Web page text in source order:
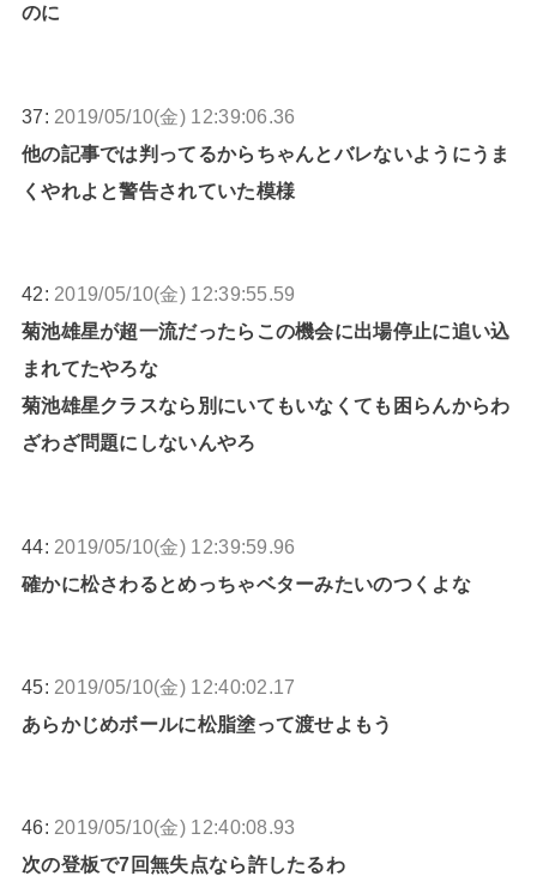
のに
37: 2019/05/10(金) 12:39:06.36
他の記事では判ってるからちゃんとバレないようにうま
くやれよと警告されていた模様
42: 2019/05/10(金) 12:39:55.59
菊池雄星が超一流だったらこの機会に出場停止に追い込
まれてたやろな
菊池雄星クラスなら別にいてもいなくても困らんからわ
ざわざ問題にしないんやろ
44: 2019/05/10(金) 12:39:59.96
確かに松さわるとめっちゃベターみたいのつくよな
45: 2019/05/10(金) 12:40:02.17
あらかじめボールに松脂塗って渡せよもう
46: 2019/05/10(金) 12:40:08.93
次の登板で7回無失点なら許したるわ